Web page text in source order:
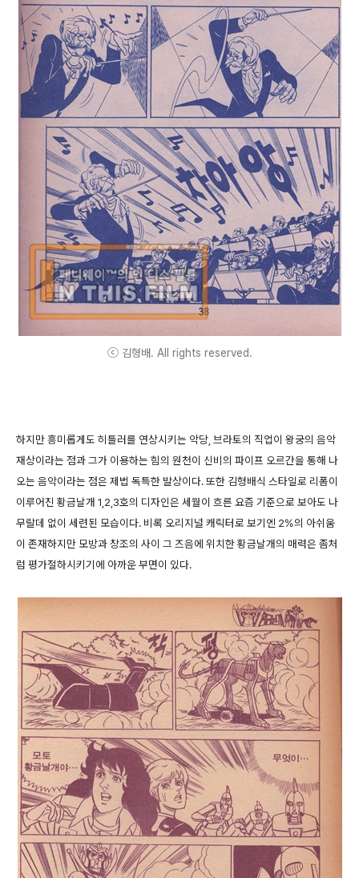
ⓒ 김형배. All rights reserved.
하지만 흥미롭게도 히틀러를 연상시키는 악당, 브라토의 직업이 왕궁의 음악
재상이라는 점과 그가 이용하는 힘의 원천이 신비의 파이프 오르간을 통해 나
오는 음악이라는 점은 제법 독특한 발상이다. 또한 김형배식 스타일로 리폼이
이루어진 황금날개 1,2,3호의 디자인은 세월이 흐른 요즘 기준으로 보아도 나
무랄데 없이 세련된 모습이다. 비록 오리지널 캐릭터로 보기엔 2%의 아쉬움
이 존재하지만 모방과 창조의 사이 그 즈음에 위치한 황금날개의 매력은 좀처
럼 평가절하시키기에 아까운 부면이 있다.